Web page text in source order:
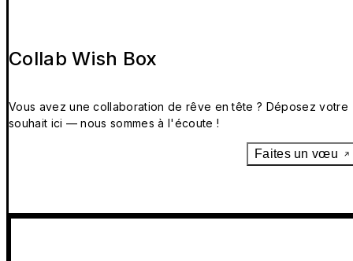
Collab Wish Box
Vous avez une collaboration de rêve en tête ? Déposez votre
souhait ici — nous sommes à l'écoute !
Faites un vœu